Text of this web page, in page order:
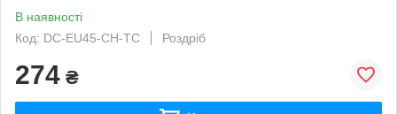
В наявності
Код: DC-EU45-CH-TC
Роздріб
274 ₴